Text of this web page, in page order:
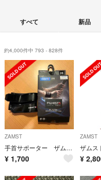
すべて 新品
約4,000件中 793 - 828件
ZAMST
手首サポーター ザムスト フィルミスタ リスト
¥ 1,700
ZAMST
¥